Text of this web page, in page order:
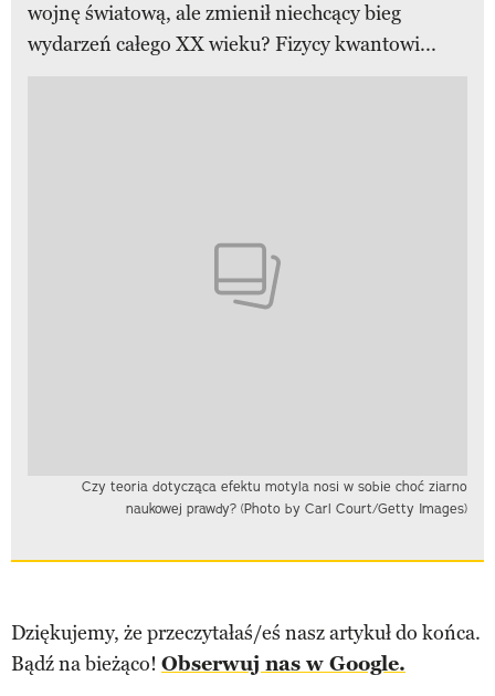
wojnę światową, ale zmienił niechcący bieg
wydarzeń całego XX wieku? Fizycy kwantowi...
Czy teoria dotycząca efektu motyla nosi w sobie choć ziarno
naukowej prawdy? (Photo by Carl Court/Getty Images)
Dziękujemy, że przeczytałaś/eś nasz artykuł do końca.
Bądź na bieżąco! Obserwuj nas w Google.